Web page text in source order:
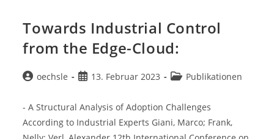
Defined
Manufacturing
Towards Industrial Control
from the Edge-Cloud:
Beitrags-
oechsle
Beitrag13. Februar 2023
Beitrags-
Publikationen
- A Structural Analysis of Adoption Challenges
According to Industrial Experts Giani, Marco; Frank,